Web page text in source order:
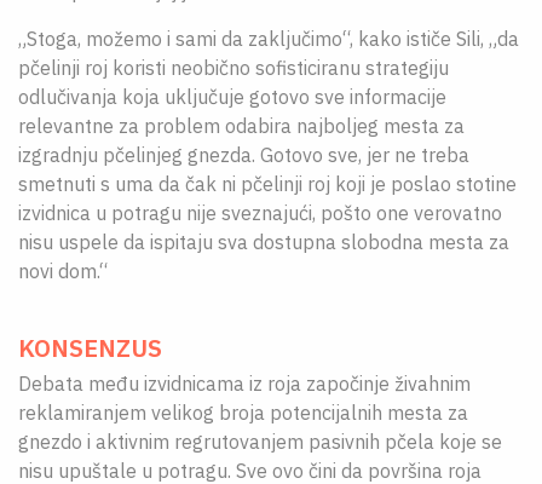
„Stoga, možemo i sami da zaključimo“, kako ističe Sili, „da
pčelinji roj koristi neobično sofisticiranu strategiju
odlučivanja koja uključuje gotovo sve informacije
relevantne za problem odabira najboljeg mesta za
izgradnju pčelinjeg gnezda. Gotovo sve, jer ne treba
smetnuti s uma da čak ni pčelinji roj koji je poslao stotine
izvidnica u potragu nije sveznajući, pošto one verovatno
nisu uspele da ispitaju sva dostupna slobodna mesta za
novi dom.“
KONSENZUS
Debata među izvidnicama iz roja započinje živahnim
reklamiranjem velikog broja potencijalnih mesta za
gnezdo i aktivnim regrutovanjem pasivnih pčela koje se
nisu upuštale u potragu. Sve ovo čini da površina roja